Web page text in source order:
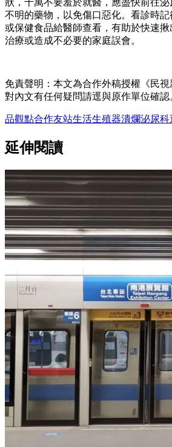
狀，千萬不要羞於就醫，應盡快前往
不明的藥物，以免傷口惡化。看診時
或保健食品給醫師查看，有助於快速
治療或造成不必要的家庭誤會。
免責聲明：本文為合作外稿授權《民
對內文有任何疑問請逕與原作單位確認
品觀點合作友站生活生殖器潰爛泌尿科
延伸閱讀